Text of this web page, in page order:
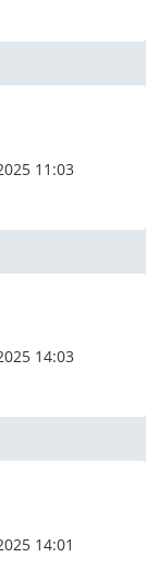
11:03
14:03
14:01